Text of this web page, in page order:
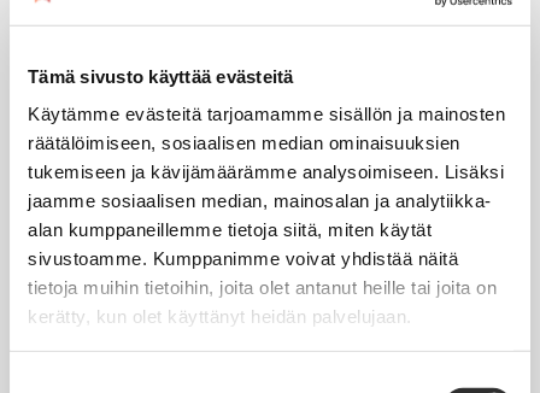
Tämä sivusto käyttää evästeitä
Käytämme evästeitä tarjoamamme sisällön ja mainosten
räätälöimiseen, sosiaalisen median ominaisuuksien
tukemiseen ja kävijämäärämme analysoimiseen. Lisäksi
jaamme sosiaalisen median, mainosalan ja analytiikka-
alan kumppaneillemme tietoja siitä, miten käytät
sivustoamme. Kumppanimme voivat yhdistää näitä
tietoja muihin tietoihin, joita olet antanut heille tai joita on
kerätty, kun olet käyttänyt heidän palvelujaan.
puh. (09) 4270 1503
Seuraa meitä somessa:
JÄSENYYS
Henkilöjäsenyys